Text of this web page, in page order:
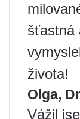
šťastná
života!
Olga,
Vážil